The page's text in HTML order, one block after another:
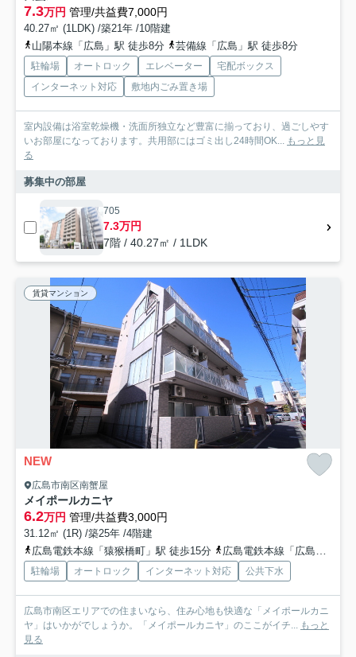
7.3万円 管理/共益費7,000円
40.27㎡ (1LDK) /築21年 /10階建
山陽本線「広島」駅 徒歩8分
芸備線「広島」駅 徒歩8分
駐輪場 オートロック エレベーター
宅配ボックス
インターネット対応
敷地内ごみ置き場
室内設備は浴室乾燥機・洗面所独立など豊富に揃っており、過ごしやす
いお部屋になっております。共用部にはゴミ出し24時間OK... もっと見
る
募集中の部屋
705
7.3万円
7階 / 40.27㎡ / 1LDK
賃貸マンション
NEW
広島市南区南蟹屋
メイポールカニヤ
6.2万円 管理/共益費3,000円
31.12㎡ (1R) /築25年 /4階建
広島電鉄本線「猿猴橋町」駅 徒歩15分
広島電鉄本線「広島駅」駅 徒歩15分
駐輪場 オートロック インターネット対応 公共下水
広島市南区エリアでの住まいなら、住み心地も快適な「メイポールカニ
ヤ」はいかがでしょうか。「メイポールカニヤ」のここがイチ... もっと
見る